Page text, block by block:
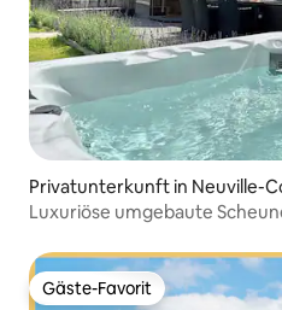
Privatunterkunft in Neuville-
Luxuriöse umgebaute
Gäste-Favorit
Gäste-Favorit